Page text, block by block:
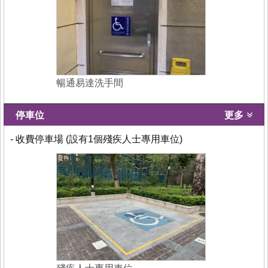
暢通易達洗手間
停車位 更多
- 收費停車場 (設有1個殘疾人士專用車位)